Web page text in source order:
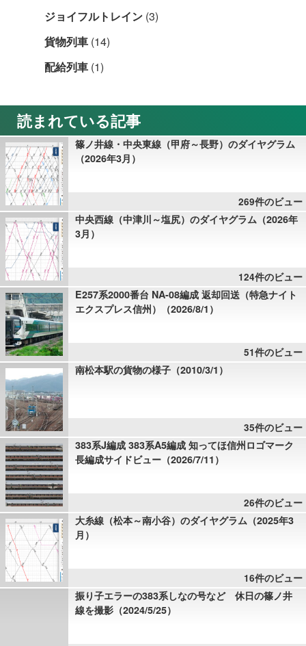
ジョイフルトレイン (3)
貨物列車 (14)
配給列車 (1)
読まれている記事
篠ノ井線・中央東線（甲府～長野）のダイヤグラム
（2026年3月）
269件のビュー
中央西線（中津川～塩尻）のダイヤグラム（2026年
3月）
124件のビュー
E257系2000番台 NA-08編成 返却回送（特急ナイト
エクスプレス信州）（2026/8/1）
51件のビュー
南松本駅の貨物の様子（2010/3/1）
35件のビュー
383系J編成 383系A5編成 知ってほ信州ロゴマーク
長編成サイドビュー（2026/7/11）
26件のビュー
大糸線（松本～南小谷）のダイヤグラム（2025年3
月）
16件のビュー
振り子エラーの383系しなの号など 休日の篠ノ井
線を撮影（2024/5/25）